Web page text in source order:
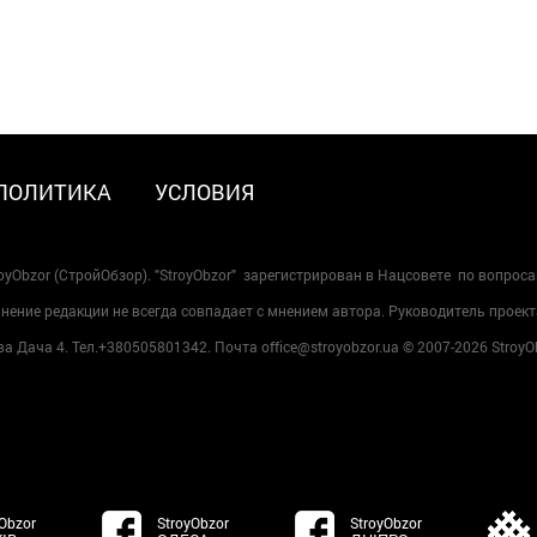
УСЛОВИЯ
(СтройОбзор). "StroyObzor" зарегистрирован в Нацсовете по
редакции не всегда совпадает с мнением автора. Руководитель
Дача 4. Тел.+380505801342. Почта office@stroyobzor.ua © 2007-2026
StroyObzor StroyObzor